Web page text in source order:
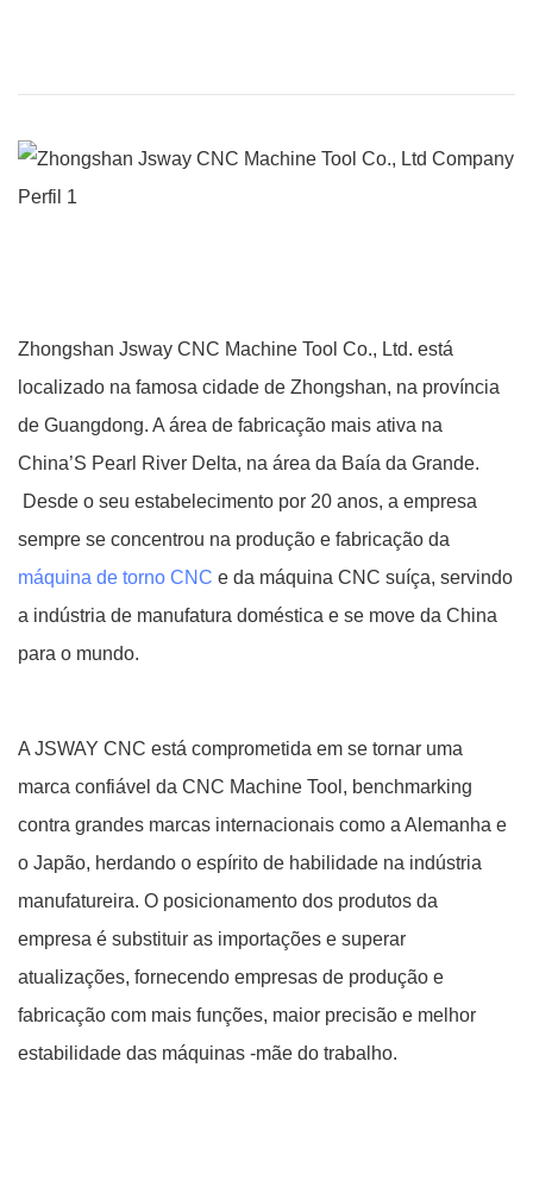
Zhongshan Jsway CNC Machine Tool Co., Ltd. está
localizado na famosa cidade de Zhongshan, na província
de Guangdong. A área de fabricação mais ativa na
China’S Pearl River Delta, na área da Baía da Grande.
Desde o seu estabelecimento por 20 anos, a empresa
sempre se concentrou na produção e fabricação da
máquina de torno CNC e da máquina CNC suíça, servindo
a indústria de manufatura doméstica e se move da China
para o mundo.
A JSWAY CNC está comprometida em se tornar uma
marca confiável da CNC Machine Tool, benchmarking
contra grandes marcas internacionais como a Alemanha e
o Japão, herdando o espírito de habilidade na indústria
manufatureira. O posicionamento dos produtos da
empresa é substituir as importações e superar
atualizações, fornecendo empresas de produção e
fabricação com mais funções, maior precisão e melhor
estabilidade das máquinas -mãe do trabalho.